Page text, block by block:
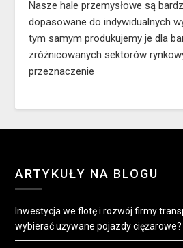
Nasze hale przemysłowe są
dopasowane do indywidualnych
tym samym produkujemy je dla
zróżnicowanych sektorów
przeznaczenie
ARTYKUŁY NA BLOGU
Inwestycja we flotę i rozwój firmy
wybierać używane pojazdy ciężarowe?